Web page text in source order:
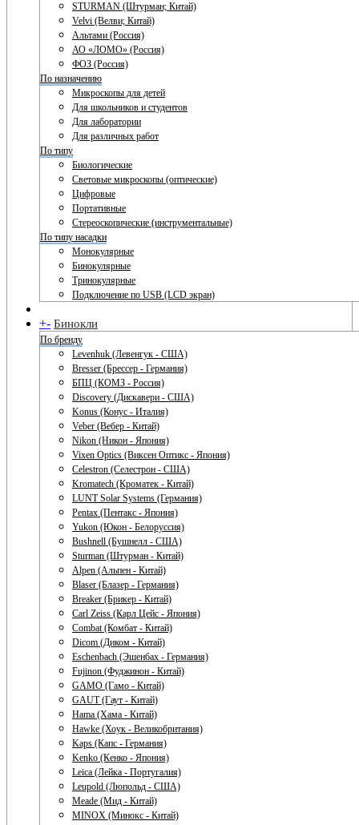
STURMAN (Штурман; Китай)
Velvi (Велви; Китай)
Альтами (Россия)
АО «ЛОМО» (Россия)
ФОЗ (Россия)
По назначению
Микроскопы для детей
Для школьников и студентов
Для лаборатории
Для различных работ
По типу
Биологические
Световые микроскопы (оптические)
Цифровые
Портативные
Стереоскопические (инструментальные)
По типу насадки
Монокулярные
Бинокулярные
Тринокулярные
Подключение по USB (LCD экран)
+- Бинокли
По бренду
Levenhuk (Левенгук - США)
Bresser (Брессер - Германия)
БПЦ (КОМЗ - Россия)
Discovery (Дискавери - США)
Konus (Конус - Италия)
Veber (Вебер - Китай)
Nikon (Никон - Япония)
Vixen Optics (Виксен Оптикс - Япония)
Celestron (Селестрон - США)
Kromatech (Кроматек - Китай)
LUNT Solar Systems (Германия)
Pentax (Пентакс - Япония)
Yukon (Юкон - Белоруссия)
Bushnell (Бушнелл - США)
Sturman (Штурман - Китай)
Alpen (Альпен - Китай)
Blaser (Блазер - Германия)
Breaker (Брикер - Китай)
Carl Zeiss (Карл Цейс - Япония)
Combat (Комбат - Китай)
Dicom (Диком - Китай)
Eschenbach (Эшенбах - Германия)
Fujinon (Фуджинон - Китай)
GAMO (Гамо - Китай)
GAUT (Гаут - Китай)
Hama (Хама - Китай)
Hawke (Хоук - Великобритания)
Kaps (Капс - Германия)
Kenko (Кенко - Япония)
Leica (Лейка - Португалия)
Leupold (Люпольд - США)
Meade (Мид - Китай)
MINOX (Минокс - Китай)